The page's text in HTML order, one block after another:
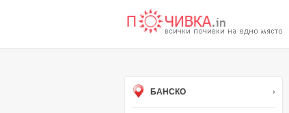
БАНСКО